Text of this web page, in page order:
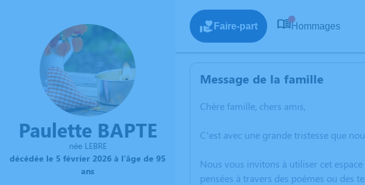
Paulette BAPTE
née LEBRE
décédée le 5 février 2026 à l'âge de 95
ans
Faire-part Hommages
Message de la famille
Chère famille, chers amis,
C’est avec une grande tristesse que
Nous vous invitons à utiliser cet
pensées à travers des poèmes ou des